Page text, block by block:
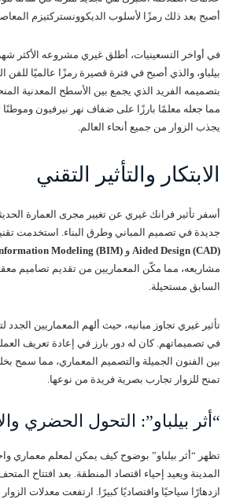
أصبح بعد ذلك رمزًا لأسلوب الديكوونستركتيزم
في أواخر التسعينيات، أطلق غيري مشروعه الأكثر
بيلباو، والذي أصبح في فترة قصيرة رمزًا عالميًا للفن
بتصميمه الفريد الذي يجمع بين الأسطح المعدنية
مما جعله معلمًا بارزًا على ضفاف نهر نيرفيون
يجذب الزوار من جميع أنحاء العالم.
الابتكار والتأثير التقني
أسفر تأثير فرانك غيري عن تغيير مجرى العمارة
جديدة في تصميم المباني وطرق البناء. استخدمت
Aided Design (CAD) و Modeling (BIM)
مشاريعه، مما مكّن المعماريين من تقديم تصاميم
السابق مستحيلة.
تأثير غيري تجاوز مبانيه، حيث ألهم المعماريين الجدد
في تصميماتهم. كان له دور بارز في إعادة تعريف
بين الفنون الجميلة والتصميم المعماري، مما سمح
تمنح للزوار تجارب بصرية فريدة من نوعها.
“أثر بيلباو”: التحول الحضري
تظهر “أثر بيلباو” بوضوح كيف يمكن لمعلم معماري
المدينة ويعيد إحياء اقتصاد المنطقة. بعد افتتاح
ازدهارًا سياحيًا واقتصاديًا كبيرًا. ارتفعت معدلات